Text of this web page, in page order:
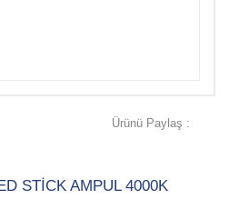
Ürünü Paylaş :
STİCK AMPUL 4000K